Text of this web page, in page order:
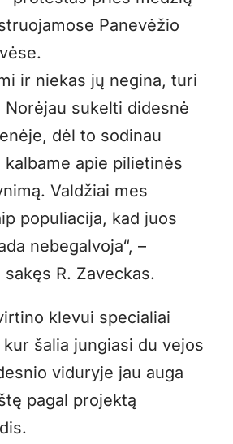
Panevėžio
ir niekas jų negina, turi
Norėjau sukelti didesnė
dėl to sodinau
kalbame apie pilietinės
Valdžiai mes
populiacija, kad juos
nebegalvoja“, –
sakęs R. Zaveckas.
klevui specialiai
šalia jungiasi du vejos
viduryje jau auga
pagal projektą